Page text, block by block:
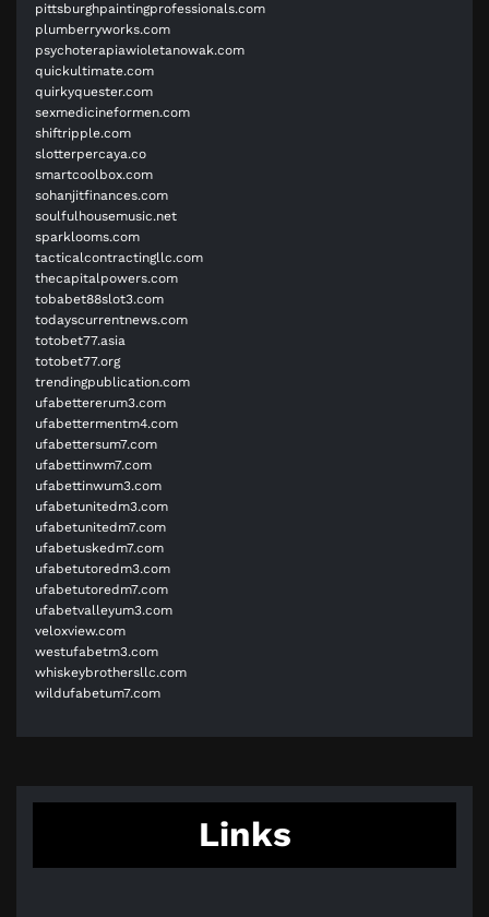
pittsburghpaintingprofessionals.com
plumberryworks.com
psychoterapiawioletanowak.com
quickultimate.com
quirkyquester.com
sexmedicineformen.com
shiftripple.com
slotterpercaya.co
smartcoolbox.com
sohanjitfinances.com
soulfulhousemusic.net
sparklooms.com
tacticalcontractingllc.com
thecapitalpowers.com
tobabet88slot3.com
todayscurrentnews.com
totobet77.asia
totobet77.org
trendingpublication.com
ufabettererum3.com
ufabettermentm4.com
ufabettersum7.com
ufabettinwm7.com
ufabettinwum3.com
ufabetunitedm3.com
ufabetunitedm7.com
ufabetuskedm7.com
ufabetutoredm3.com
ufabetutoredm7.com
ufabetvalleyum3.com
veloxview.com
westufabetm3.com
whiskeybrothersllc.com
wildufabetum7.com
Links